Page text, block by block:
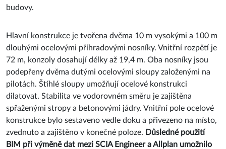
budovy.
Hlavní konstrukce je tvořena dvěma 10 m vysokými a 100 m
dlouhými ocelovými příhradovými nosníky. Vnitřní rozpětí je
72 m, konzoly dosahují délky až 19,4 m. Oba nosníky jsou
podepřeny dvěma dutými ocelovými sloupy založenými na
pilotách. Štíhlé sloupy umožňují ocelové konstrukci
dilatovat. Stabilita ve vodorovném směru je zajištěna
spřaženými stropy a betonovými jádry. Vnitřní pole ocelové
konstrukce bylo sestaveno vedle doku a přivezeno na místo,
zvednuto a zajištěno v konečné poloze. Důsledné použití
BIM při výměně dat mezi SCIA Engineer a Allplan umožnilo